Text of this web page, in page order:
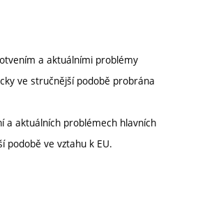
a aktuálními problémy
ve stručnější podobě probrána
a aktuálních problémech hlavních
podobě ve vztahu k EU.